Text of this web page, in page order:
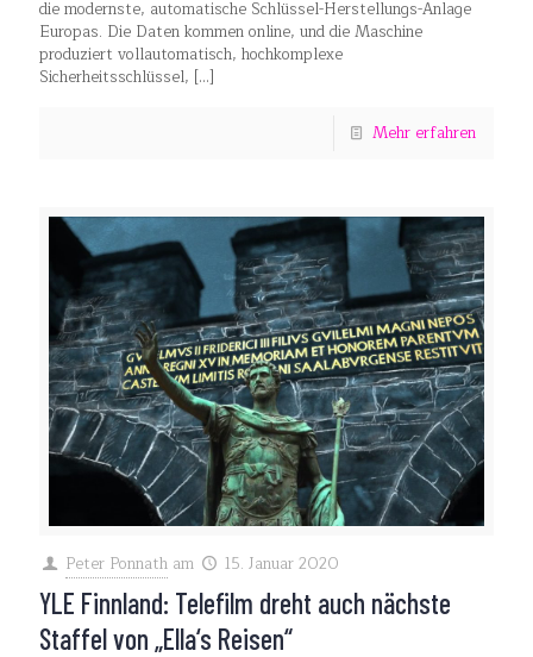
die modernste, automatische Schlüssel-Herstellungs-Anlage
Europas. Die Daten kommen online, und die Maschine
produziert vollautomatisch, hochkomplexe
Sicherheitsschlüssel, […]
Mehr erfahren
Peter Ponnath am 15. Januar 2020
YLE Finnland: Telefilm dreht auch nächste
Staffel von „Ella‘s Reisen“